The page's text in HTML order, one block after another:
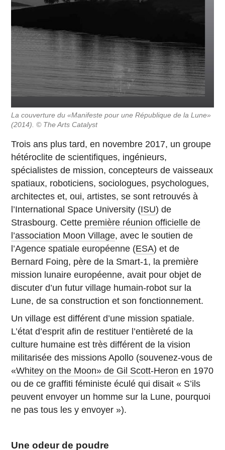
La couverture du «Manifeste pour une République de la Lune»
(2014). © The Arts Catalyst
Trois ans plus tard, en novembre 2017, un groupe
hétéroclite de scientifiques, ingénieurs,
spécialistes de mission, concepteurs de vaisseaux
spatiaux, roboticiens, sociologues, psychologues,
architectes et, oui, artistes, se sont retrouvés à
l’International Space University (ISU) de
Strasbourg. Cette première réunion officielle de
l’association Moon Village, avec le soutien de
l’Agence spatiale européenne (ESA) et de
Bernard Foing, père de la Smart-1, la première
mission lunaire européenne, avait pour objet de
discuter d’un futur village humain-robot sur la
Lune, de sa construction et son fonctionnement.
Un village est différent d’une mission spatiale.
L’état d’esprit afin de restituer l’entièreté de la
culture humaine est très différent de la vision
militarisée des missions Apollo (souvenez-vous de
«Whitey on the Moon» de ‪Gil Scott-Heron ‬ en 1970
ou de ce graffiti féministe éculé qui disait « S’ils
peuvent envoyer un homme sur la Lune, pourquoi
ne pas tous les y envoyer »).
Une odeur de poudre